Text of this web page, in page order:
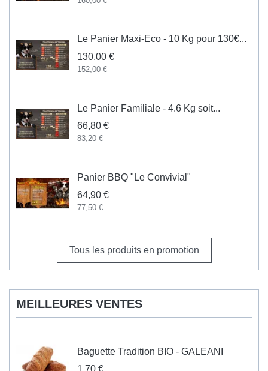
Le Panier Maxi-Eco - 10 Kg pour 130€...
130,00 €
152,00 €
Le Panier Familiale - 4.6 Kg soit...
66,80 €
83,20 €
Panier BBQ "Le Convivial"
64,90 €
77,50 €
Tous les produits en promotion
MEILLEURES VENTES
Baguette Tradition BIO - GALEANI